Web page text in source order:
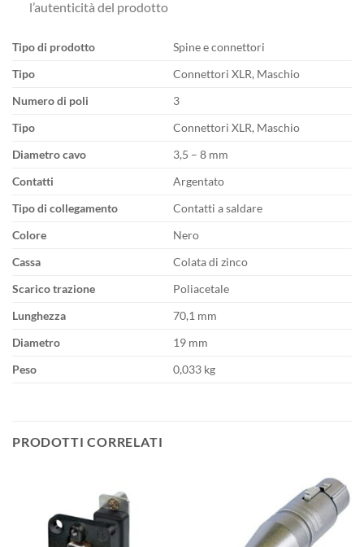
l’autenticità del prodotto
Tipo di prodotto
Spine e connettori
Tipo
Connettori XLR, Maschio
Numero di poli
3
Tipo
Connettori XLR, Maschio
Diametro cavo
3,5 – 8 mm
Contatti
Argentato
Tipo di collegamento
Contatti a saldare
Colore
Nero
Cassa
Colata di zinco
Scarico trazione
Poliacetale
Lunghezza
70,1 mm
Diametro
19 mm
Peso
0,033 kg
PRODOTTI CORRELATI